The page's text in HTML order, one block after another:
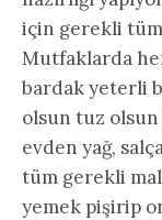
için gerekli
Mutfaklarda
bardak yeterli
olsun tuz
evden yağ,
tüm gerekli
yemek pişirip